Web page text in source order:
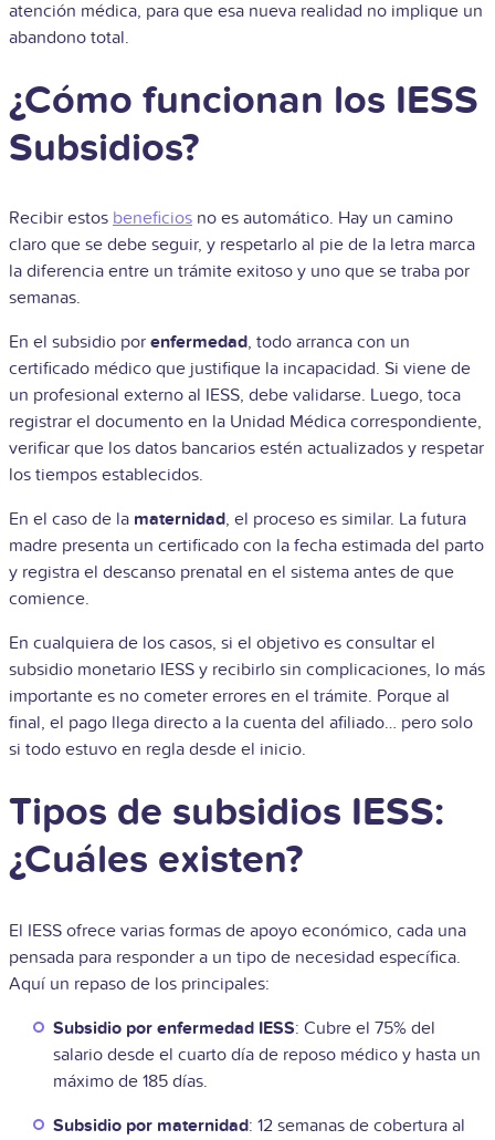
atención médica, para que esa nueva realidad no implique un
abandono total.
¿Cómo funcionan los IESS
Subsidios?
Recibir estos beneficios no es automático. Hay un camino
claro que se debe seguir, y respetarlo al pie de la letra marca
la diferencia entre un trámite exitoso y uno que se traba por
semanas.
En el subsidio por enfermedad, todo arranca con un
certificado médico que justifique la incapacidad. Si viene de
un profesional externo al IESS, debe validarse. Luego, toca
registrar el documento en la Unidad Médica correspondiente,
verificar que los datos bancarios estén actualizados y respetar
los tiempos establecidos.
En el caso de la maternidad, el proceso es similar. La futura
madre presenta un certificado con la fecha estimada del parto
y registra el descanso prenatal en el sistema antes de que
comience.
En cualquiera de los casos, si el objetivo es consultar el
subsidio monetario IESS y recibirlo sin complicaciones, lo más
importante es no cometer errores en el trámite. Porque al
final, el pago llega directo a la cuenta del afiliado… pero solo
si todo estuvo en regla desde el inicio.
Tipos de subsidios IESS:
¿Cuáles existen?
El IESS ofrece varias formas de apoyo económico, cada una
pensada para responder a un tipo de necesidad específica.
Aquí un repaso de los principales:
Subsidio por enfermedad IESS: Cubre el 75% del
salario desde el cuarto día de reposo médico y hasta un
máximo de 185 días.
Subsidio por maternidad: 12 semanas de cobertura al